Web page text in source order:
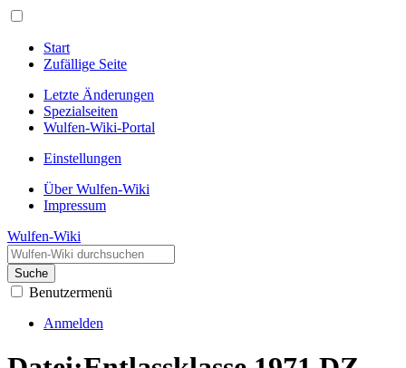
Start
Zufällige Seite
Letzte Änderungen
Spezialseiten
Wulfen-Wiki-Portal
Einstellungen
Über Wulfen-Wiki
Impressum
Wulfen-Wiki
Suche
Benutzermenü
Anmelden